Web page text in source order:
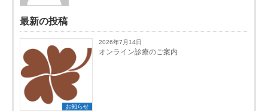
最新の投稿
お知らせ
2026年7月14日
オンライン診療のご案内